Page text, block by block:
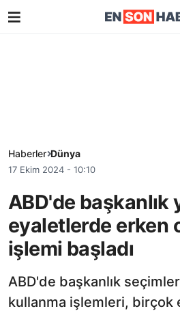
Haberler Dünya
17 Ekim 2024 - 10:10
ABD'de başkanlık
eyaletlerde erken
işlemi başladı
ABD'de başkanlık
kullanma işlemleri, birçok